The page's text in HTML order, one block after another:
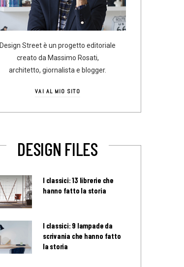
Design Street è un progetto editoriale
creato da Massimo Rosati,
architetto, giornalista e blogger.
VAI AL MIO SITO
DESIGN FILES
I classici: 13 librerie che
hanno fatto la storia
I classici: 9 lampade da
scrivania che hanno fatto
la storia